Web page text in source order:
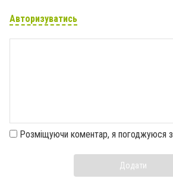
Авторизуватись
Розміщуючи коментар, я погоджуюся з
Додати